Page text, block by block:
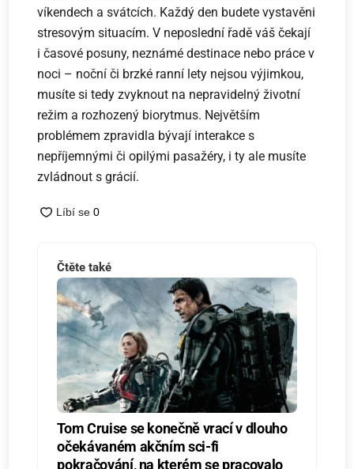
víkendech a svátcích. Každý den budete vystavěni
stresovým situacím. V neposlední řadě váš čekají
i časové posuny, neznámé destinace nebo práce v
noci – noční či brzké ranní lety nejsou výjimkou,
musíte si tedy zvyknout na nepravidelný životní
režim a rozhozený biorytmus. Největším
problémem zpravidla bývají interakce s
nepříjemnými či opilými pasažéry, i ty ale musíte
zvládnout s grácií.
Čtěte také
Tom Cruise se konečně vrací v dlouho
očekávaném akčním sci-fi
pokračování, na kterém se pracovalo